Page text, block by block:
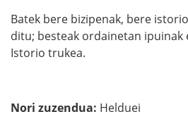
Batek bere bizipenak, bere
ditu; besteak ordainetan ipuinak
Istorio trukea.
Nori zuzendua: Helduei